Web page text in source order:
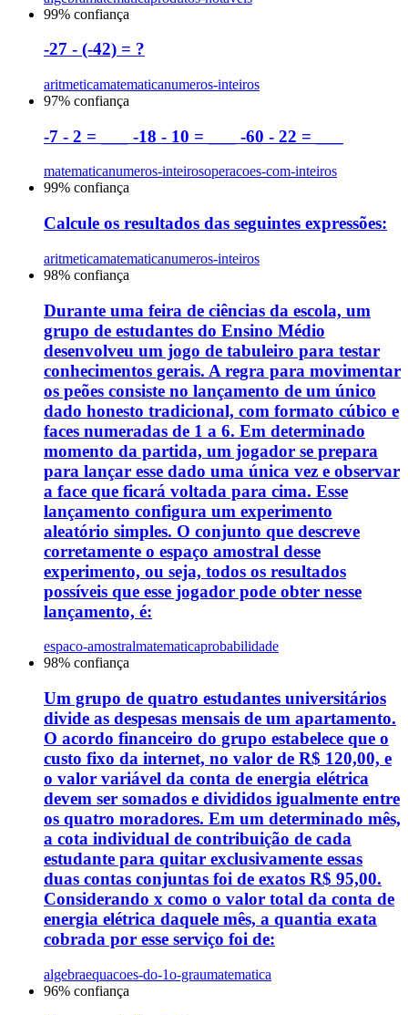
99% confiança
-27 - (-42) = ?
aritmeticamatematicanumeros-inteiros
97% confiança
-7 - 2 = ___ -18 - 10 = ___ -60 - 22 = ___
matematicanumeros-inteirosoperacoes-com-inteiros
99% confiança
Calcule os resultados das seguintes expressões:
aritmeticamatematicanumeros-inteiros
98% confiança
Durante uma feira de ciências da escola, um
grupo de estudantes do Ensino Médio
desenvolveu um jogo de tabuleiro para testar
conhecimentos gerais. A regra para movimentar
os peões consiste no lançamento de um único
dado honesto tradicional, com formato cúbico e
faces numeradas de 1 a 6. Em determinado
momento da partida, um jogador se prepara
para lançar esse dado uma única vez e observar
a face que ficará voltada para cima. Esse
lançamento configura um experimento
aleatório simples. O conjunto que descreve
corretamente o espaço amostral desse
experimento, ou seja, todos os resultados
possíveis que esse jogador pode obter nesse
lançamento, é:
espaco-amostralmatematicaprobabilidade
98% confiança
Um grupo de quatro estudantes universitários
divide as despesas mensais de um apartamento.
O acordo financeiro do grupo estabelece que o
custo fixo da internet, no valor de R$ 120,00, e
o valor variável da conta de energia elétrica
devem ser somados e divididos igualmente entre
os quatro moradores. Em um determinado mês,
a cota individual de contribuição de cada
estudante para quitar exclusivamente essas
duas contas conjuntas foi de exatos R$ 95,00.
Considerando x como o valor total da conta de
energia elétrica daquele mês, a quantia exata
cobrada por esse serviço foi de:
algebraequacoes-do-1o-graumatematica
96% confiança